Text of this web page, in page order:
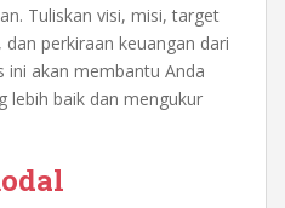
Tuliskan visi, misi, target
perkiraan keuangan dari
ini akan membantu Anda
lebih baik dan mengukur